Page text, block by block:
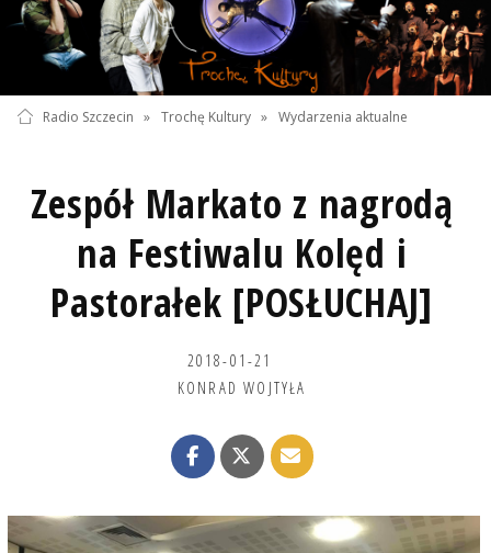
Radio Szczecin » Trochę Kultury » Wydarzenia aktualne
Zespół Markato z nagrodą
na Festiwalu Kolęd i
Pastorałek [POSŁUCHAJ]
2018-01-21
KONRAD WOJTYŁA